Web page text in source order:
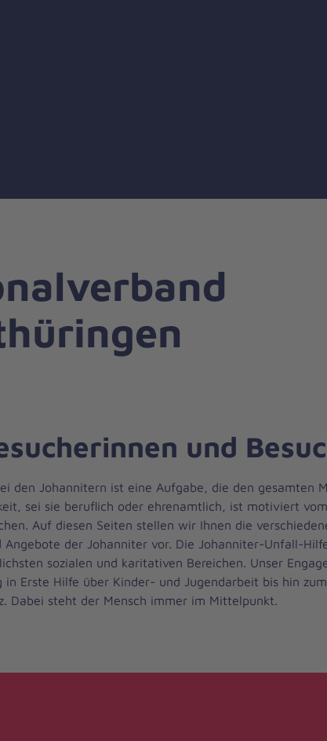
und
den Johannitern ist eine Aufgabe, die den gesamten
sei sie beruflich oder ehrenamtlich, ist motiviert
Auf diesen Seiten stellen wir Ihnen die
Angebote der Johanniter vor. Die Johanniter-Unfall-
sozialen und karitativen Bereichen. Unser
in Erste Hilfe über Kinder- und Jugendarbeit bis hin zum
Dabei steht der Mensch immer im Mittelpunkt.